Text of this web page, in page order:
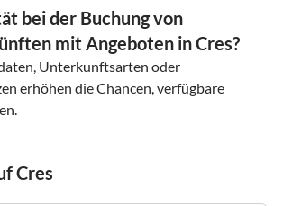
bei der Buchung von
mit Angeboten in Cres?
Unterkunftsarten oder
erhöhen die Chancen, verfügbare
Cres